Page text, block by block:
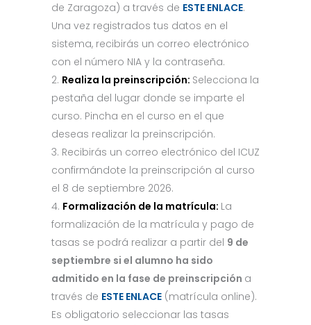
de Zaragoza) a través de ESTE ENLACE.
Una vez registrados tus datos en el
sistema, recibirás un correo electrónico
con el número NIA y la contraseña.
Realiza la preinscripción: Selecciona la
pestaña del lugar donde se imparte el
curso. Pincha en el curso en el que
deseas realizar la preinscripción.
Recibirás un correo electrónico del ICUZ
confirmándote la preinscripción al curso
el 8 de septiembre 2026.
Formalización de la matrícula: La
formalización de la matrícula y pago de
tasas se podrá realizar a partir del 9 de
septiembre si el alumno ha sido
admitido en la fase de preinscripción a
través de ESTE ENLACE (matrícula online).
Es obligatorio seleccionar las tasas